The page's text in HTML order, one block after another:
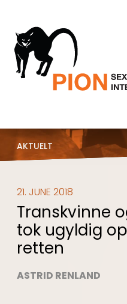
AKTUELT
21. JUNE 2018
Transkvinne
tok ugyldig
retten
ASTRID RENLAND